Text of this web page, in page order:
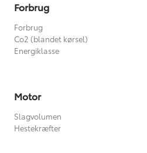
Forbrug
Forbrug
Co2 (blandet kørsel)
Energiklasse
Motor
Slagvolumen
Hestekræfter